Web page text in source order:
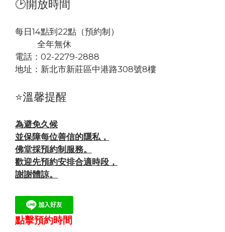
🕑開放時間
每日14點到22點（預約制）
全年無休
電話：02-2279-2888
地址： 新北市新莊區中港路308號8樓
⭐溫馨提醒
為避免久候
並保障每位善信的隱私，
佛堂採預約制服務。
歡迎先預約安排合適時段，
謝謝體諒。
點擊預約時間